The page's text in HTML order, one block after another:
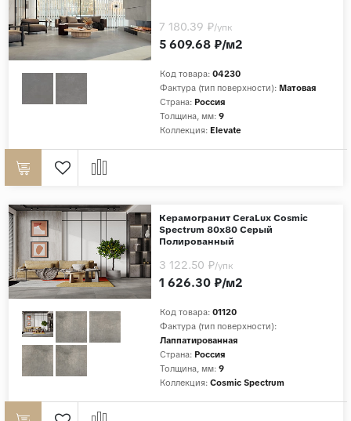
Код товара: 04230
Фактура (тип поверхности): Матовая
Страна: Россия
Толщина, мм: 9
Коллекция: Elevate
5 609.68 ₽/м2
7 180.39 ₽/упк
Керамогранит CeraLux Cosmic
Spectrum 80x80 Серый
Полированный
Код товара: 01120
Фактура (тип поверхности):
Лаппатированная
Страна: Россия
Толщина, мм: 9
Коллекция: Cosmic Spectrum
1 626.30 ₽/м2
3 122.50 ₽/упк